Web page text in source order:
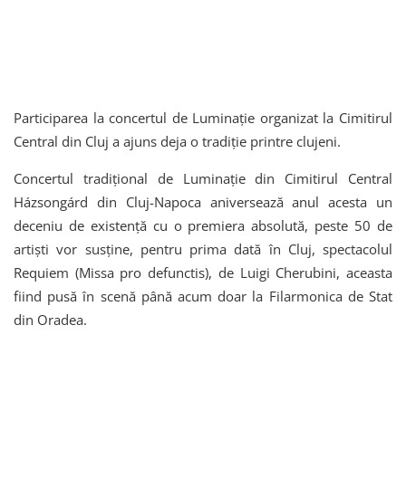
Participarea la concertul de Luminație organizat la Cimitirul
Central din Cluj a ajuns deja o tradiție printre clujeni.
Concertul tradițional de Luminație din Cimitirul Central
Házsongárd din Cluj-Napoca aniversează anul acesta un
deceniu de existență cu o premiera absolută, peste 50 de
artiști vor susține, pentru prima dată în Cluj, spectacolul
Requiem (Missa pro defunctis), de Luigi Cherubini, aceasta
fiind pusă în scenă până acum doar la Filarmonica de Stat
din Oradea.